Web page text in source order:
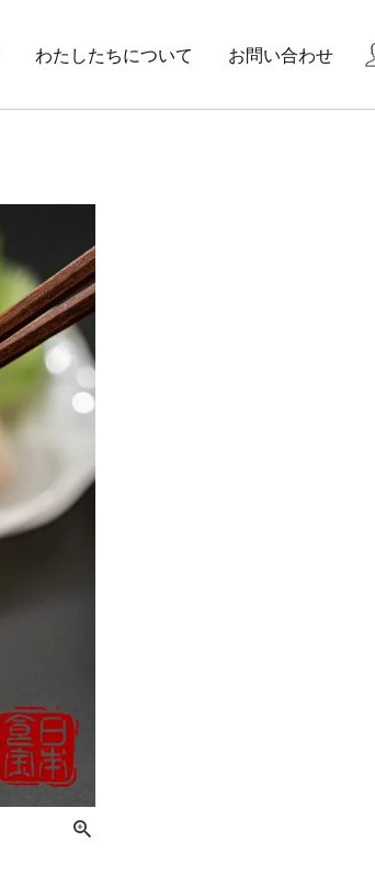
わたしたちについて お問い合わせ